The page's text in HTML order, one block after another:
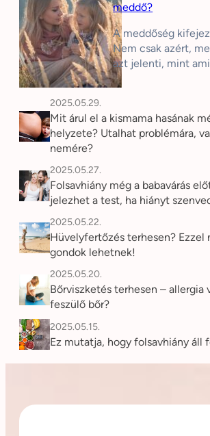
meddő?
A meddőség
Nem csak azért,
azt jelenti, mint
2025.05.29.
Mit árul el a kismama hasának
helyzete? Utalhat problémára,
nemére?
2025.05.27.
Folsavhiány még a babavárás
jelezhet a test, ha hiányt
2025.05.22.
Hüvelyfertőzés terhesen? Ezzel
gondok lehetnek!
2025.05.20.
Bőrviszketés terhesen – allergia
feszülő bőr?
2025.05.15.
Ez mutatja, hogy folsavhiány áll